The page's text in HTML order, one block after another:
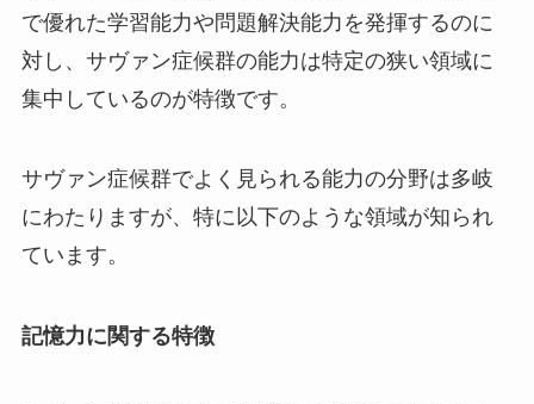
で優れた学習能力や問題解決能力を発揮するのに
対し、サヴァン症候群の能力は特定の狭い領域に
集中しているのが特徴です。
サヴァン症候群でよく見られる能力の分野は多岐
にわたりますが、特に以下のような領域が知られ
ています。
記憶力に関する特徴